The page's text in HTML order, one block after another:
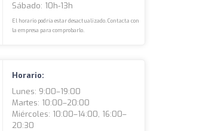
Sábado: 10h-13h
El horario podría estar desactualizado. Contacta con
la empresa para comprobarlo.
Horario:
Lunes: 9:00–19:00
Martes: 10:00–20:00
Miércoles: 10:00–14:00, 16:00–
20:30